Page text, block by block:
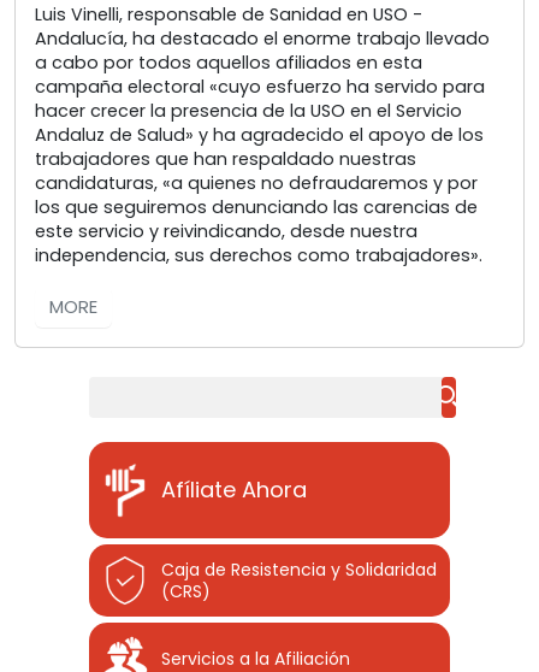
Luis Vinelli, responsable de Sanidad en USO -
Andalucía, ha destacado el enorme trabajo llevado
a cabo por todos aquellos afiliados en esta
campaña electoral «cuyo esfuerzo ha servido para
hacer crecer la presencia de la USO en el Servicio
Andaluz de Salud» y ha agradecido el apoyo de los
trabajadores que han respaldado nuestras
candidaturas, «a quienes no defraudaremos y por
los que seguiremos denunciando las carencias de
este servicio y reivindicando, desde nuestra
independencia, sus derechos como trabajadores».
MORE
Afíliate Ahora
Caja de Resistencia y Solidaridad
(CRS)
Servicios a la Afiliación